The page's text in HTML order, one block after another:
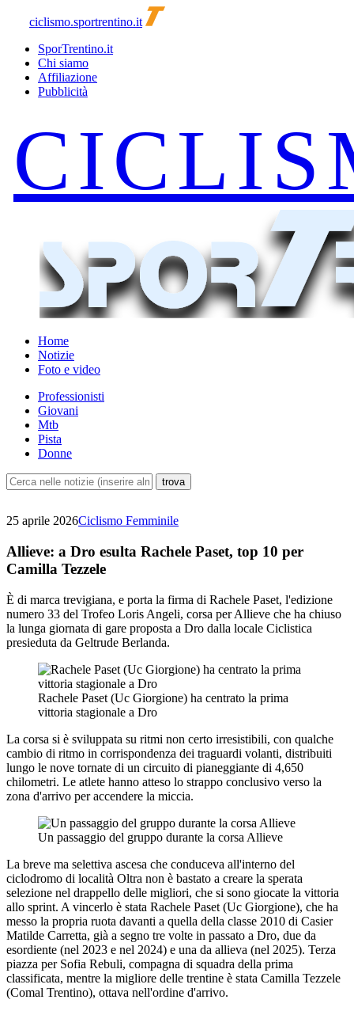
ciclismo.sportrentino.it
SporTrentino.it
Chi siamo
Affiliazione
Pubblicità
Home
Notizie
Foto e video
Professionisti
Giovani
Mtb
Pista
Donne
25 aprile 2026Ciclismo Femminile
Allieve: a Dro esulta Rachele Paset, top 10 per
Camilla Tezzele
È di marca trevigiana, e porta la firma di Rachele Paset, l'edizione
numero 33 del Trofeo Loris Angeli, corsa per Allieve che ha chiuso
la lunga giornata di gare proposta a Dro dalla locale Ciclistica
presieduta da Geltrude Berlanda.
Rachele Paset (Uc Giorgione) ha centrato la prima
vittoria stagionale a Dro
La corsa si è sviluppata su ritmi non certo irresistibili, con qualche
cambio di ritmo in corrispondenza dei traguardi volanti, distribuiti
lungo le nove tornate di un circuito di pianeggiante di 4,650
chilometri. Le atlete hanno atteso lo strappo conclusivo verso la
zona d'arrivo per accendere la miccia.
Un passaggio del gruppo durante la corsa Allieve
La breve ma selettiva ascesa che conduceva all'interno del
ciclodromo di località Oltra non è bastato a creare la sperata
selezione nel drappello delle migliori, che si sono giocate la vittoria
allo sprint. A vincerlo è stata Rachele Paset (Uc Giorgione), che ha
messo la propria ruota davanti a quella della classe 2010 di Casier
Matilde Carretta, già a segno tre volte in passato a Dro, due da
esordiente (nel 2023 e nel 2024) e una da allieva (nel 2025). Terza
piazza per Sofia Rebuli, compagna di squadra della prima
classificata, mentre la migliore delle trentine è stata Camilla Tezzele
(Comal Trentino), ottava nell'ordine d'arrivo.